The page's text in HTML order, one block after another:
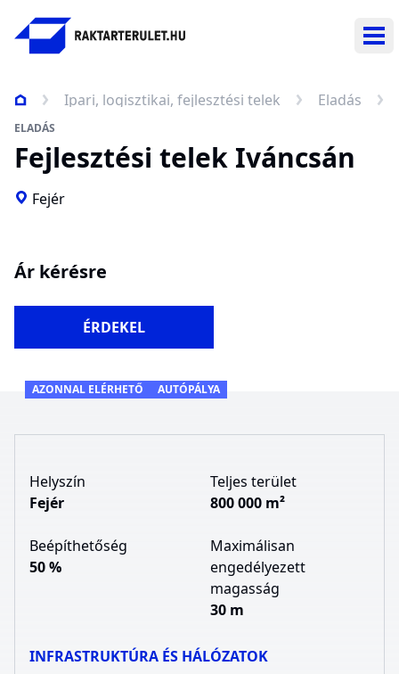
Ipari, logisztikai, fejlesztési telek Eladás
ELADÁS
Fejlesztési telek Iváncsán
Fejér
Ár kérésre
ÉRDEKEL
AZONNAL ELÉRHETŐ AUTÓPÁLYA
Helyszín
Fejér
Teljes terület
800 000 m²
Beépíthetőség
50 %
Maximálisan
engedélyezett
magasság
30 m
INFRASTRUKTÚRA ÉS HÁLÓZATOK